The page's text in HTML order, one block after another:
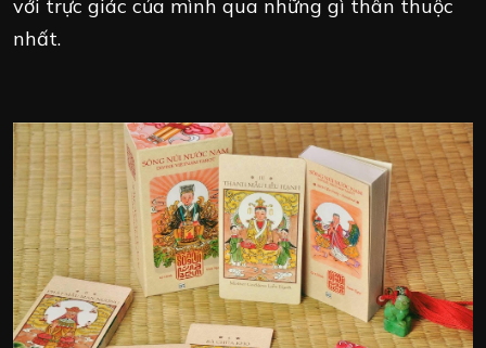
với trực giác của mình qua những gì thân thuộc
nhất.